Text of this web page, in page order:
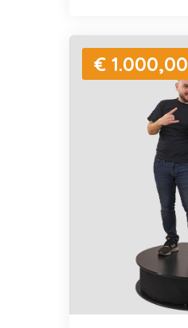
€ 1.000,00